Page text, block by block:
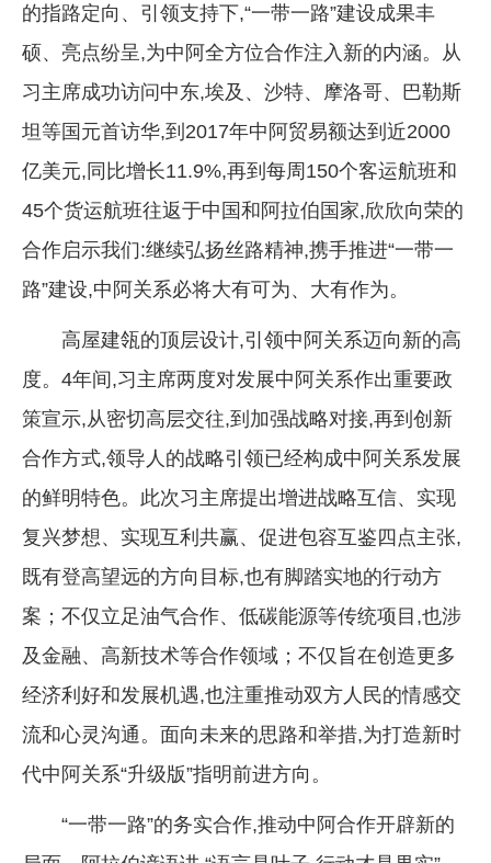
的指路定向、引领支持下,“一带一路”建设成果丰
硕、亮点纷呈,为中阿全方位合作注入新的内涵。从
习主席成功访问中东,埃及、沙特、摩洛哥、巴勒斯
坦等国元首访华,到2017年中阿贸易额达到近2000
亿美元,同比增长11.9%,再到每周150个客运航班和
45个货运航班往返于中国和阿拉伯国家,欣欣向荣的
合作启示我们:继续弘扬丝路精神,携手推进“一带一
路”建设,中阿关系必将大有可为、大有作为。
高屋建瓴的顶层设计,引领中阿关系迈向新的高
度。4年间,习主席两度对发展中阿关系作出重要政
策宣示,从密切高层交往,到加强战略对接,再到创新
合作方式,领导人的战略引领已经构成中阿关系发展
的鲜明特色。此次习主席提出增进战略互信、实现
复兴梦想、实现互利共赢、促进包容互鉴四点主张,
既有登高望远的方向目标,也有脚踏实地的行动方
案；不仅立足油气合作、低碳能源等传统项目,也涉
及金融、高新技术等合作领域；不仅旨在创造更多
经济利好和发展机遇,也注重推动双方人民的情感交
流和心灵沟通。面向未来的思路和举措,为打造新时
代中阿关系“升级版”指明前进方向。
“一带一路”的务实合作,推动中阿合作开辟新的